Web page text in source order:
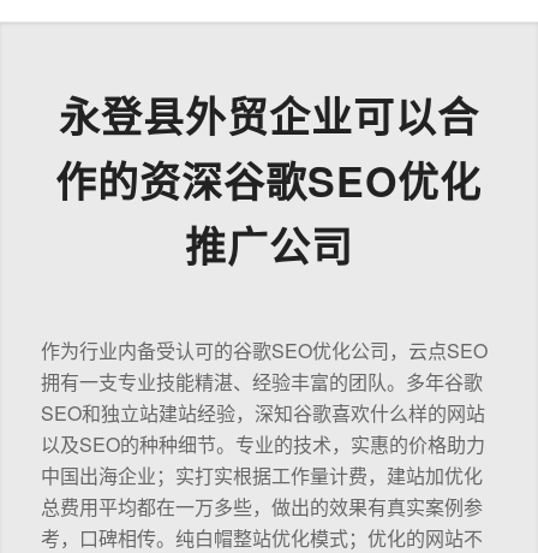
永登县外贸企业可以合
作的资深谷歌SEO优化
推广公司
作为行业内备受认可的谷歌SEO优化公司，云点SEO
拥有一支专业技能精湛、经验丰富的团队。多年谷歌
SEO和独立站建站经验，深知谷歌喜欢什么样的网站
以及SEO的种种细节。专业的技术，实惠的价格助力
中国出海企业；实打实根据工作量计费，建站加优化
总费用平均都在一万多些，做出的效果有真实案例参
考，口碑相传。纯白帽整站优化模式；优化的网站不